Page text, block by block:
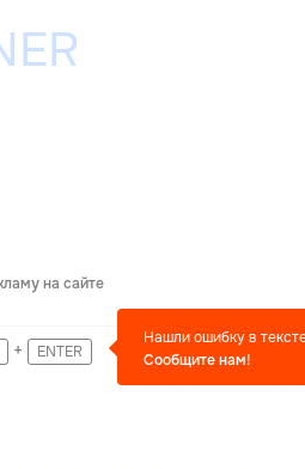
на сайте
+ ENTER
Нашли ошибку в
Сообщите нам!